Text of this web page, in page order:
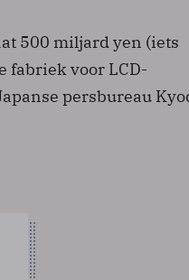
500 miljard yen (iets
fabriek voor LCD-
persbureau